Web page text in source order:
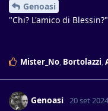
Genoasi
"Chi? L'amico di Blessin?"
Mister_No, Bortolazzi,
Genoasi 20 set 2024